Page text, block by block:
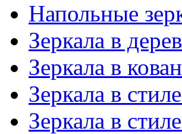
Напольные
Зеркала в
Зеркала в
Зеркала в
Зеркала в